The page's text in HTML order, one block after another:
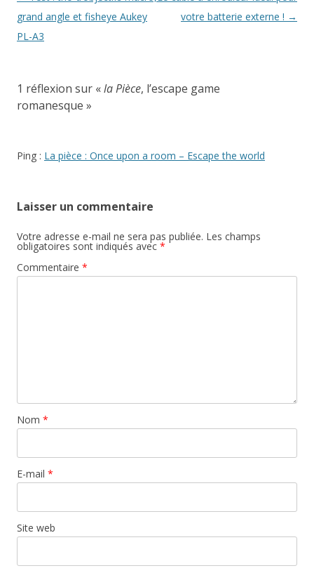
des
articles
grand angle et fisheye Aukey
PL-A3
votre batterie externe ! →
1 réflexion sur «la Pièce, l’escape game
romanesque »
Ping : La pièce : Once upon a room – Escape the world
Laisser un commentaire
Votre adresse e-mail ne sera pas publiée. Les champs
obligatoires sont indiqués avec *
Commentaire *
Nom *
E-mail *
Site web